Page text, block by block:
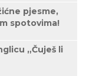
pjesme,
spotovima!
„Čuješ li